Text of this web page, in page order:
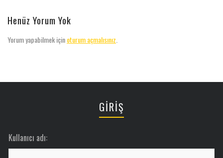
Henüz Yorum Yok
Yorum yapabilmek içinoturum açmalısınız
GİRİŞ
Kullanıcı adı: